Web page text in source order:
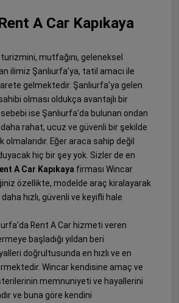
A Car Kapıkaya
mutfağını, geleneksel
ilimiz Şanlıurfa’ya, tatil amacı ile
gelmektedir. Şanlıurfa’ya gelen
olması oldukça avantajlı bir
ise Şanlıurfa’da bulunan ondan
rahat, ucuz ve güvenli bir şekilde
Eğer araca sahip değil
hiç bir şey yok. Sizler de en
A Car Kapıkaya firması Wincar
özellikte, modelde araç kiralayarak
hızlı, güvenli ve keyifli hale
Rent A Car hizmeti veren
başladığı yıldan beri
doğrultusunda en hızlı ve en
Wincar kendisine amaç ve
memnuniyeti ve hayallerini
ve buna göre kendini